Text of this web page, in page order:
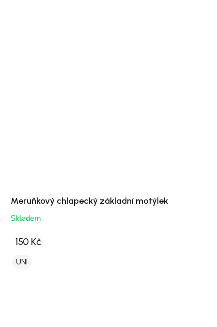
Meruňkový chlapecký základní motýlek
Skladem
150 Kč
UNI